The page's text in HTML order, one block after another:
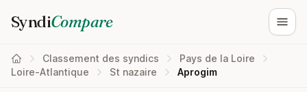
SyndiCompare
Classement des syndics
Pays de la Loire
Loire-Atlantique
St nazaire Aprogim